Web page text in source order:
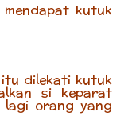
kutuk
itu dilekati kutuk
si keparat
lagi orang yang